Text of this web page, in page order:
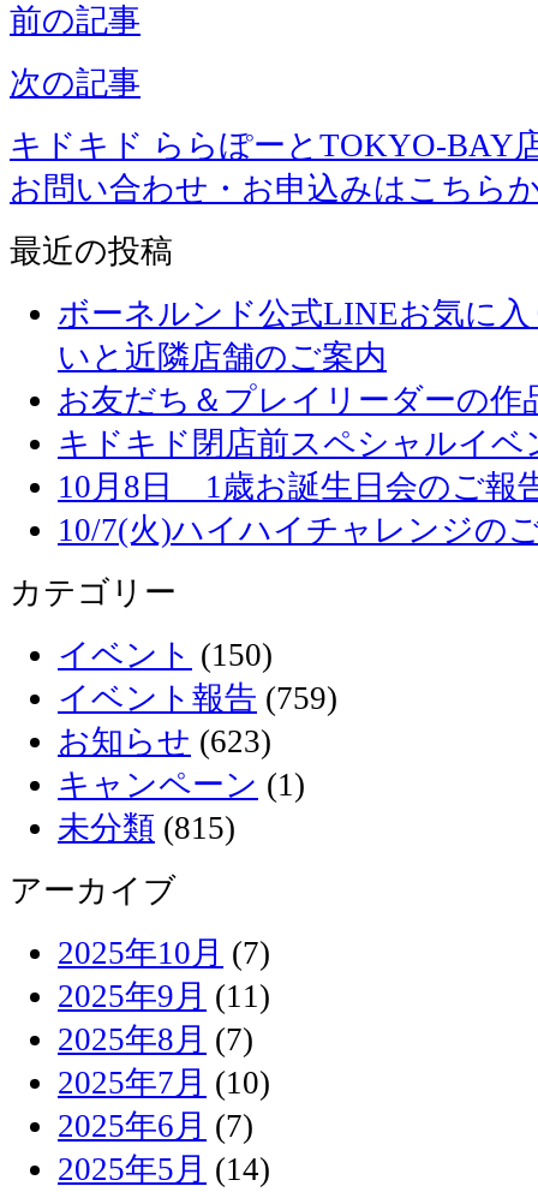
前の記事
次の記事
キドキド ららぽーとTOKYO-BAY
お問い合わせ・お申込みはこちら
最近の投稿
ボーネルンド公式LINEお気に
いと近隣店舗のご案内
お友だち＆プレイリーダーの作
キドキド閉店前スペシャルイベ
10月8日 1歳お誕生日会のご報
10/7(火)ハイハイチャレンジの
カテゴリー
イベント (150)
イベント報告 (759)
お知らせ (623)
キャンペーン (1)
未分類 (815)
アーカイブ
2025年10月 (7)
2025年9月 (11)
2025年8月 (7)
2025年7月 (10)
2025年6月 (7)
2025年5月 (14)